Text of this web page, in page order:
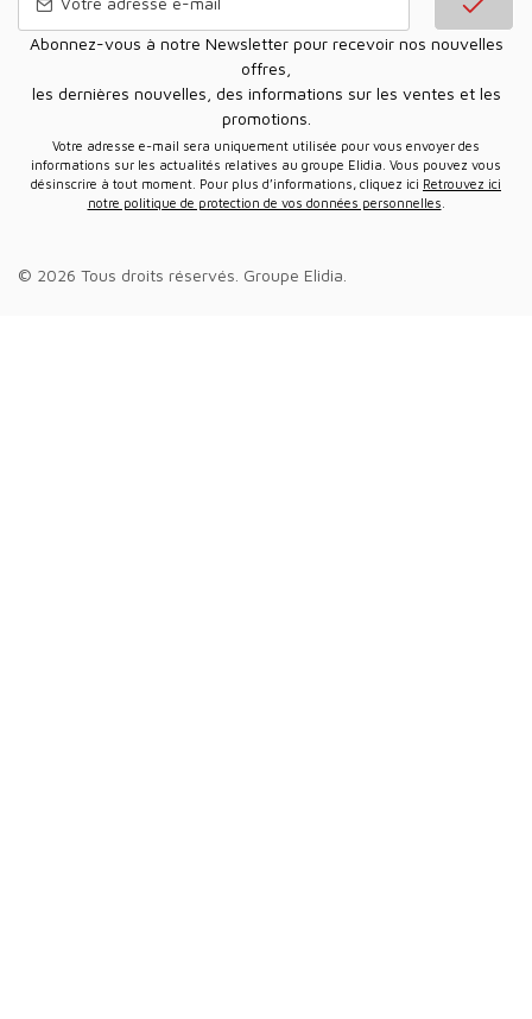
Abonnez-vous à notre Newsletter pour recevoir nos nouvelles
offres,
les dernières nouvelles, des informations sur les ventes et les
promotions.
Votre adresse e-mail sera uniquement utilisée pour vous envoyer des
informations sur les actualités relatives au groupe Elidia. Vous pouvez vous
désinscrire à tout moment. Pour plus d’informations, cliquez ici Retrouvez ici
notre politique de protection de vos données personnelles
© 2026 Tous droits réservés. Groupe Elidia